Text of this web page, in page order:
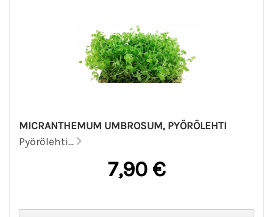
MICRANTHEMUM UMBROSUM, PYÖRÖLEHTI
Pyörölehti...
7,90 €